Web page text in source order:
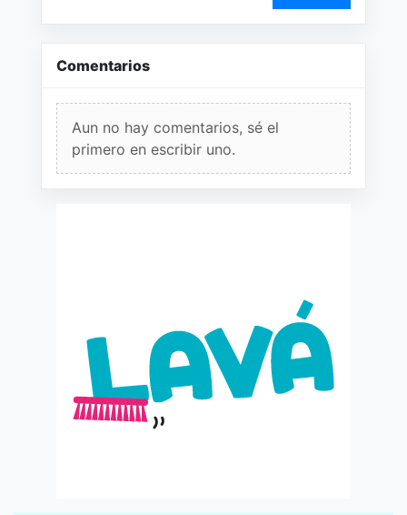
Comentarios
Aun no hay comentarios, sé el
primero en escribir uno.